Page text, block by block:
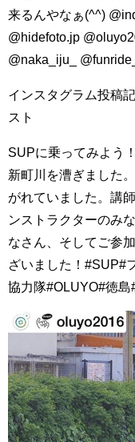
来るんやなぁ(^^)
@hidefoto.jp
@naka_iju_
インスタグラム投稿
スト
SUPに乗ってみよう
新町川を漕ぎました
がれていました。講
ンストラクターのみ
なさん、そしてご参
ざいました！#SUP#
協力隊#OLUYO#徳島